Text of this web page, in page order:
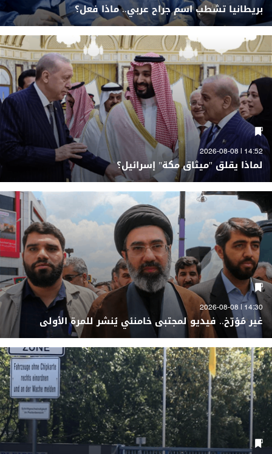
بريطانيا تشطب اسم جراح عربي.. ماذا فعل؟
14:52 | 2026-08-08
لماذا يقلق "ميثاق مكة" إسرائيل؟
14:30 | 2026-08-08
غير مُؤرّخ.. فيديو لمجتبى خامنئي يُنشر للمرة الأولى